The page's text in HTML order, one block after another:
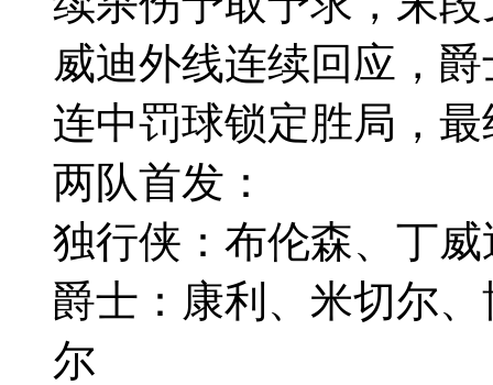
威迪外线连续回应，
连中罚球锁定胜局，
两队首发：
独行侠：布伦森、丁
爵士：康利、米切尔
尔